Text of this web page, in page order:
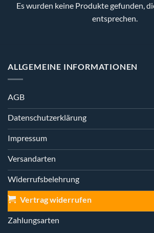
Es wurden keine Produkte gefunden,
entsprechen.
ALLGEMEINE INFORMATIONEN
AGB
Datenschutzerklärung
Impressum
Versandarten
Widerrufsbelehrung
Vertrag widerrufen
Zahlungsarten